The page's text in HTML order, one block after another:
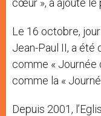
cœur », a ajouté le
Le 16 octobre,
Jean-Paul II, a été
comme « Journée
comme la «
Depuis 2001,